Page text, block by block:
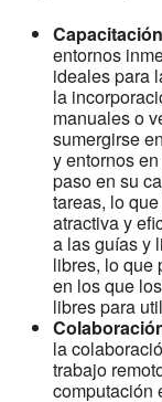
entornos
ideales para
la
manuales o
sumergirse
y entornos
paso en su
tareas, lo
atractiva y
a las guías y
libres, lo que
en los que
libres para
la
trabajo
computación